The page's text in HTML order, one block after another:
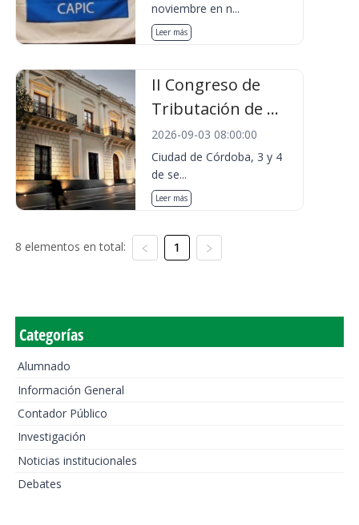
noviembre en n...
Leer más
II Congreso de
Tributación de ...
2026-09-03 08:00:00
Ciudad de Córdoba, 3 y 4
de se...
Leer más
8 elementos en total: 1
Categorías
Alumnado
Información General
Contador Público
Investigación
Noticias institucionales
Debates